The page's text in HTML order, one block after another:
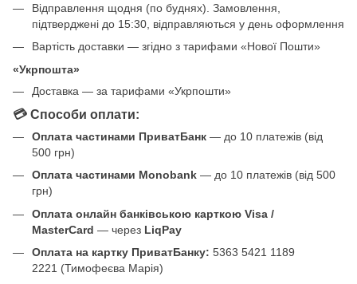
Відправлення щодня (по буднях). Замовлення,
підтверджені до 15:30, відправляються у день оформлення
Вартість доставки — згідно з тарифами «Нової Пошти»
«Укрпошта»
Доставка — за тарифами «Укрпошти»
💳 Способи оплати:
Оплата частинами ПриватБанк — до 10 платежів (від
500 грн)
Оплата частинами Monobank — до 10 платежів (від 500
грн)
Оплата онлайн банківською карткою Visa /
MasterCard — через LiqPay
Оплата на картку ПриватБанку: 5363 5421 1189
2221 (Тимофеєва Марія)